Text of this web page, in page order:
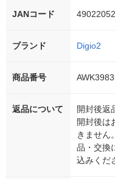
JANコード
ブランド Digio2
商品番号 AWK3983
返品について
開封後返
開封後は
きません
品・交換
込みくだ